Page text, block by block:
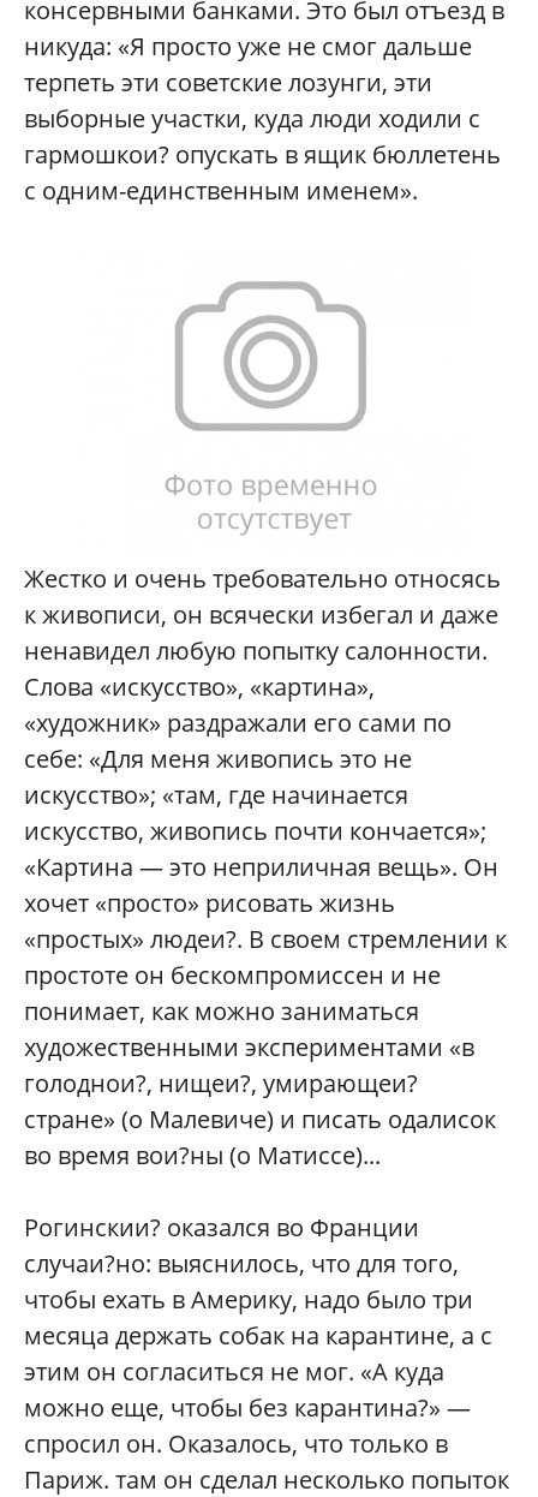
консервными банками. Это был отъезд в
никуда: «Я просто уже не смог дальше
терпеть эти советские лозунги, эти
выборные участки, куда люди ходили с
гармошкои? опускать в ящик бюллетень
с одним-единственным именем».
Жестко и очень требовательно относясь
к живописи, он всячески избегал и даже
ненавидел любую попытку салонности.
Слова «искусство», «картина»,
«художник» раздражали его сами по
себе: «Для меня живопись это не
искусство»; «там, где начинается
искусство, живопись почти кончается»;
«Картина — это неприличная вещь». Он
хочет «просто» рисовать жизнь
«простых» людеи?. В своем стремлении к
простоте он бескомпромиссен и не
понимает, как можно заниматься
художественными экспериментами «в
голоднои?, нищеи?, умирающеи?
стране» (о Малевиче) и писать одалисок
во время вои?ны (о Матиссе)...
Рогинскии? оказался во Франции
случаи?но: выяснилось, что для того,
чтобы ехать в Америку, надо было три
месяца держать собак на карантине, а с
этим он согласиться не мог. «А куда
можно еще, чтобы без карантина?» —
спросил он. Оказалось, что только в
Париж. там он сделал несколько попыток